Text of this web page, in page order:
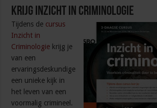
Krijg inzicht in criminologie
Tijdens de cursus
Inzicht in
Criminologie krijg je
van een
ervaringsdeskundige
een unieke kijk in
het leven van een
voormalig crimineel.